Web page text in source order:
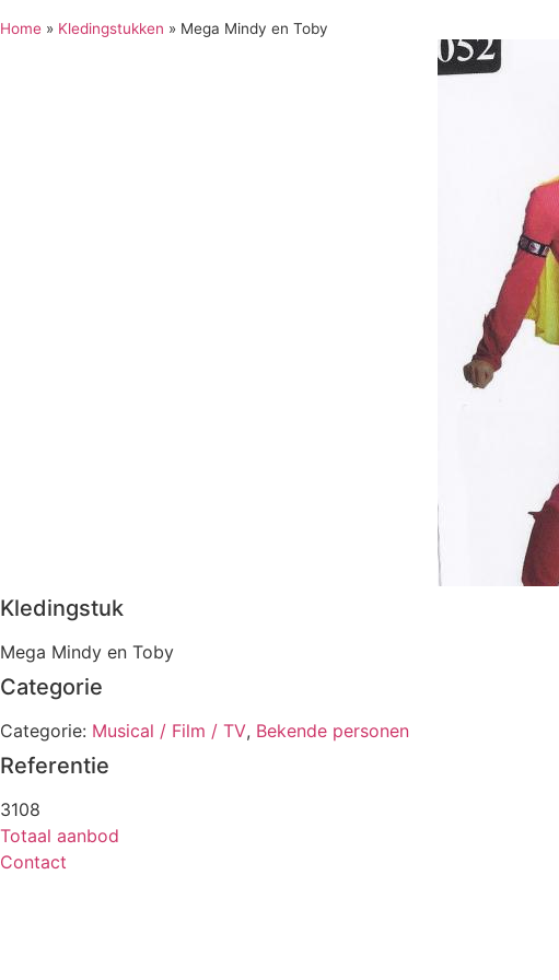
Home » Kledingstukken » Mega Mindy en Toby
Kledingstuk
Mega Mindy en Toby
Categorie
Categorie: Musical / Film / TV, Bekende personen
Referentie
3108
Totaal aanbod
Contact